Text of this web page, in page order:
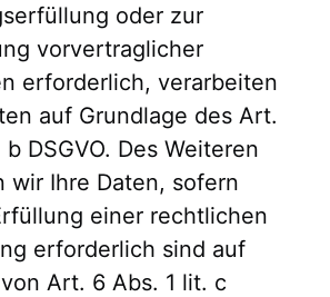
oder zur
vorvertraglicher
erforderlich, verarbeiten
auf Grundlage des Art.
DSGVO. Des Weiteren
wir Ihre Daten, sofern
einer rechtlichen
erforderlich sind auf
Art. 6 Abs. 1 lit. c